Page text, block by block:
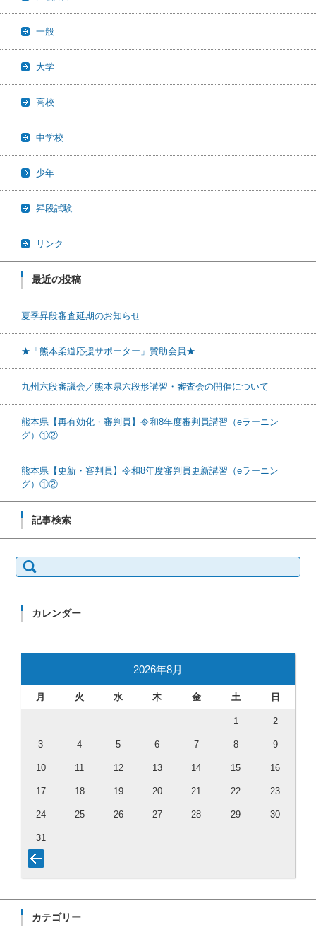
一般
大学
高校
中学校
少年
昇段試験
リンク
最近の投稿
夏季昇段審査延期のお知らせ
★「熊本柔道応援サポーター」賛助会員★
九州六段審議会／熊本県六段形講習・審査会の開催について
熊本県【再有効化・審判員】令和8年度審判員講習（eラーニン
グ）①②
熊本県【更新・審判員】令和8年度審判員更新講習（eラーニン
グ）①②
記事検索
検索:
カレンダー
2026年8月
月 火 水 木 金 土 日
1 2
3 4 5 6 7 8 9
10 11 12 13 14 15 16
17 18 19 20 21 22 23
24 25 26 27 28 29 30
31
カテゴリー